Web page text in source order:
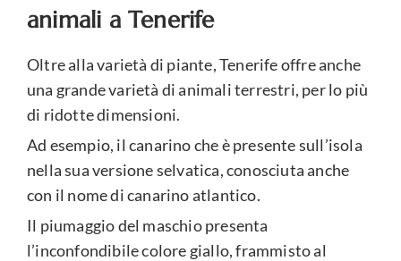
animali a Tenerife
Oltre alla varietà di piante, Tenerife offre anche
una grande varietà di animali terrestri, per lo più
di ridotte dimensioni.
Ad esempio, il canarino che è presente sull’isola
nella sua versione selvatica, conosciuta anche
con il nome di canarino atlantico.
Il piumaggio del maschio presenta
l’inconfondibile colore giallo, frammisto al